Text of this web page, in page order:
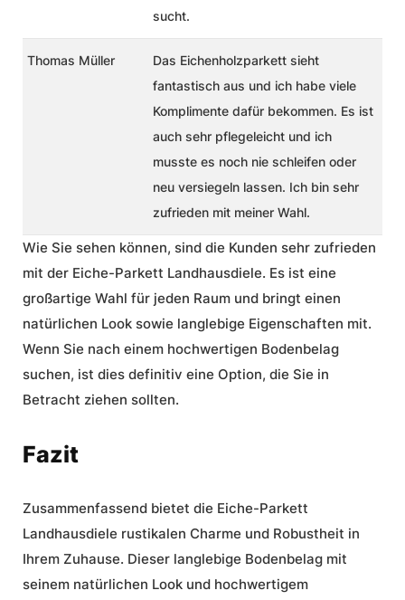
sucht.
Thomas Müller
Das Eichenholzparkett sieht
fantastisch aus und ich habe viele
Komplimente dafür bekommen. Es ist
auch sehr pflegeleicht und ich
musste es noch nie schleifen oder
neu versiegeln lassen. Ich bin sehr
zufrieden mit meiner Wahl.
Wie Sie sehen können, sind die Kunden sehr zufrieden
mit der Eiche-Parkett Landhausdiele. Es ist eine
großartige Wahl für jeden Raum und bringt einen
natürlichen Look sowie langlebige Eigenschaften mit.
Wenn Sie nach einem hochwertigen Bodenbelag
suchen, ist dies definitiv eine Option, die Sie in
Betracht ziehen sollten.
Fazit
Zusammenfassend bietet die Eiche-Parkett
Landhausdiele rustikalen Charme und Robustheit in
Ihrem Zuhause. Dieser langlebige Bodenbelag mit
seinem natürlichen Look und hochwertigem